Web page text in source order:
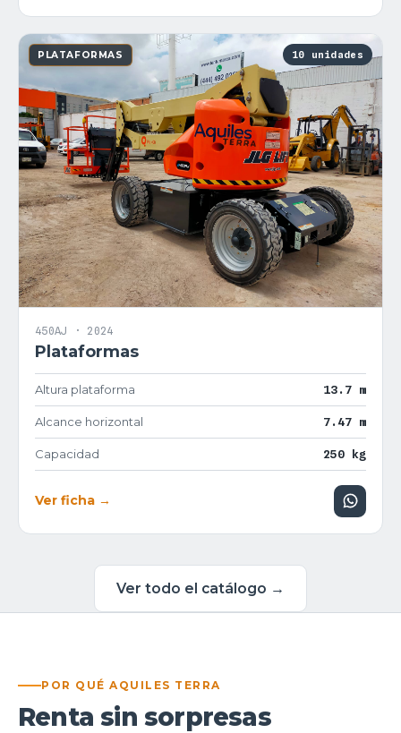
PLATAFORMAS 10 unidades
450AJ · 2024
Plataformas
Altura plataforma 13.7 m
Alcance horizontal 7.47 m
Capacidad 250 kg
Ver ficha →
Ver todo el catálogo →
POR QUÉ AQUILES TERRA
Renta sin sorpresas